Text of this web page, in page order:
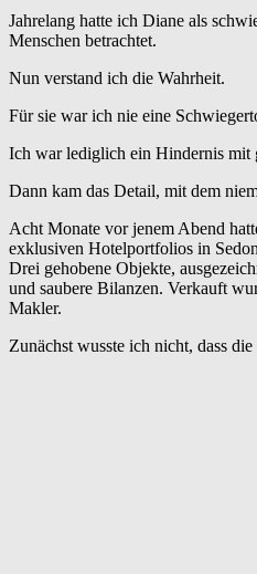
Jahrelang hatte ich Diane als
Menschen betrachtet.
Nun verstand ich die Wahrheit.
Für sie war ich nie eine
Ich war lediglich ein Hindernis mit
Dann kam das Detail, mit dem
Acht Monate vor jenem Abend
exklusiven Hotelportfolios in
Drei gehobene Objekte,
und saubere Bilanzen. Verkauft
Makler.
Zunächst wusste ich nicht, dass